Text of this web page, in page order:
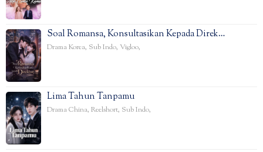
Soal Romansa, Konsultasikan Kepada Direk…
Drama Korea, Sub Indo, Vigloo,
Lima Tahun Tanpamu
Drama China, Reelshort, Sub Indo,